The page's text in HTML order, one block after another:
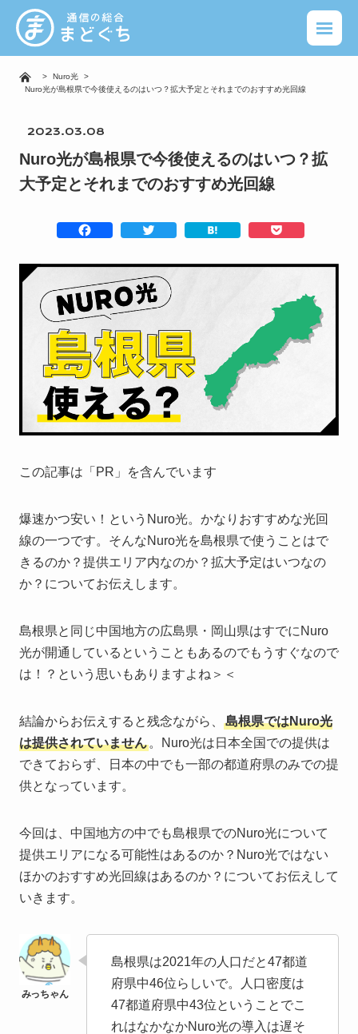
> Nuro光
>
Nuro光が島根県で今後使えるのはいつ？拡大予定とそれまでのおすすめ光回線
2023.03.08
Nuro光が島根県で今後使えるのはいつ？拡
大予定とそれまでのおすすめ光回線
e
b
o
o
k
w
t
H
e
k
t
この記事は「PR」を含んでいます
爆速かつ安い！というNuro光。かなりおすすめな光回
線の一つです。そんなNuro光を島根県で使うことはで
きるのか？提供エリア内なのか？拡大予定はいつなの
か？についてお伝えします。
島根県と同じ中国地方の広島県・岡山県はすでにNuro
光が開通しているということもあるのでもうすぐなので
は！？という思いもありますよね＞＜
結論からお伝えすると残念ながら、
島根県ではNuro光
は提供されていません 。Nuro光は日本全国での提供は
できておらず、日本の中でも一部の都道府県のみでの提
供となっています。
今回は、中国地方の中でも島根県でのNuro光について
提供エリアになる可能性はあるのか？Nuro光ではない
ほかのおすすめ光回線はあるのか？についてお伝えして
いきます。
島根県は2021年の人口だと47都道
府県中46位らしいで。人口密度は
47都道府県中43位ということでこ
れはなかなかNuro光の導入は遅そ